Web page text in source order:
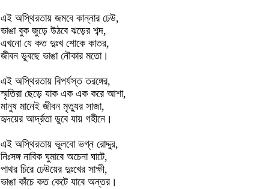
এই অস্থিরতায় জমবে কান্নার ঢেউ,
ভাঙা বুক জুড়ে উঠবে ঝড়ের শব্দ,
এখনো যে কত দুঃখ শোকে কাতর,
জীবন ডুবছে ভাঙা নৌকার মতো।
এই অস্থিরতায় বিপর্যস্ত তরঙ্গের,
স্মৃতিরা ছেড়ে যাক এক এক করে আশা,
মানুষ মানেই জীবন মৃত্যুর সাজা,
হৃদয়ের আর্দ্রতা ডুবে যায় গহীনে।
এই অস্থিরতায় ভুলবো ভগ্ন রোদ্দুর,
নিঃসঙ্গ নাবিক ঘুমাবে অচেনা ঘাটে,
পাথর চিরে ঢেউয়ের দুঃখের সাক্ষী,
ভাঙা কাঁচে কত কেটে যাবে অন্তর।